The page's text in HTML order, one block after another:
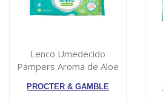
Lenco Umedecido
Pampers Aroma de Aloe
PROCTER & GAMBLE